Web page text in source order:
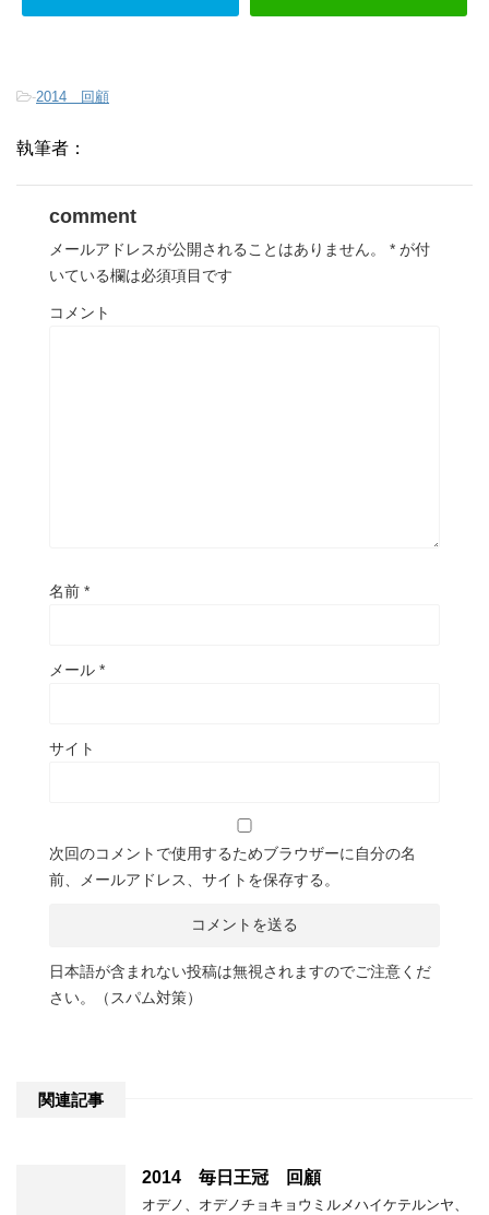
-2014 回顧
執筆者：
comment
メールアドレスが公開されることはありません。 * が付
いている欄は必須項目です
コメント
名前 *
メール *
サイト
次回のコメントで使用するためブラウザーに自分の名
前、メールアドレス、サイトを保存する。
日本語が含まれない投稿は無視されますのでご注意くだ
さい。（スパム対策）
関連記事
2014 毎日王冠 回顧
オデノ、オデノチョキョウミルメハイケテルンヤ、